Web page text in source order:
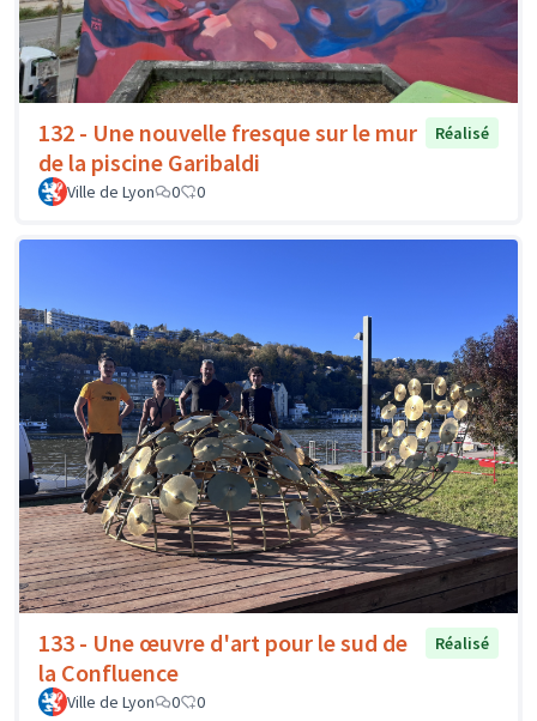
132 - Une nouvelle fresque sur le mur
de la piscine Garibaldi
Réalisé
Ville de Lyon 0 0
133 - Une œuvre d'art pour le sud de
la Confluence
Réalisé
Ville de Lyon 0 0